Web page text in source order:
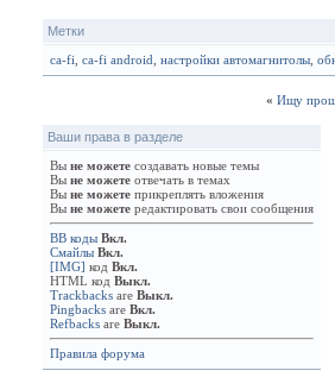
Метки
ca-fi ca-fi android настройки автомагнитолы
« Ищу
Ваши права в разделе
Вы не можете создавать новые темы
Вы не можете отвечать в темах
Вы не можете прикреплять вложения
Вы не можете редактировать свои сообщения
BB коды Вкл.
Смайлы Вкл.
[IMG] код Вкл.
HTML код Выкл.
Trackbacks are Выкл.
Pingbacks are Вкл.
Refbacks are Выкл.
Правила форума